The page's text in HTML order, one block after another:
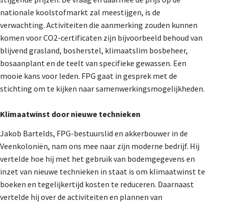
nationale koolstofmarkt zal meestijgen, is de
verwachting. Activiteiten die aanmerking zouden kunnen
komen voor CO2-certificaten zijn bijvoorbeeld behoud van
blijvend grasland, bosherstel, klimaatslim bosbeheer,
bosaanplant en de teelt van specifieke gewassen. Een
mooie kans voor leden. FPG gaat in gesprek met de
stichting om te kijken naar samenwerkingsmogelijkheden.
Klimaatwinst door nieuwe technieken
Jakob Bartelds, FPG-bestuurslid en akkerbouwer in de
Veenkoloniën, nam ons mee naar zijn moderne bedrijf. Hij
vertelde hoe hij met het gebruik van bodemgegevens en
inzet van nieuwe technieken in staat is om klimaatwinst te
boeken en tegelijkertijd kosten te reduceren. Daarnaast
vertelde hij over de activiteiten en plannen van